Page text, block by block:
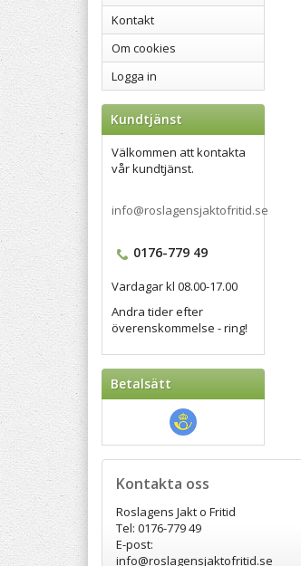
Kontakt
Om cookies
Logga in
Kundtjänst
Välkommen att kontakta
vår kundtjänst.
info@roslagensjaktofritid.se
0176-779 49
Vardagar kl 08.00-17.00
Andra tider efter
överenskommelse - ring!
Betalsätt
Kontakta oss
Roslagens Jakt o Fritid
Tel: 0176-779 49
E-post:
info@roslagensjaktofritid.se